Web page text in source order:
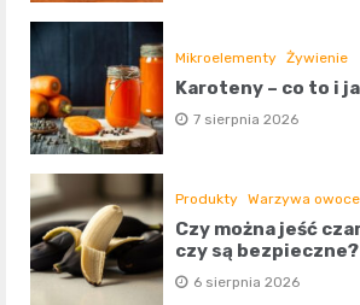
Mikroelementy Żywienie
Karoteny – co to i
7 sierpnia 2026
Produkty Warzywa owoce
Czy można jeść
czy są bezpieczne?
6 sierpnia 2026